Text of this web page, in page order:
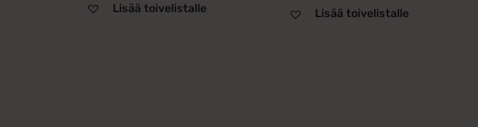
Lisää toivelistalle Lisää toivelistalle